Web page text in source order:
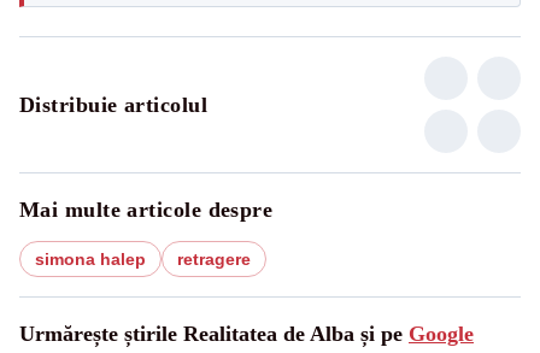
Distribuie articolul
Mai multe articole despre
simona halep retragere
Urmărește știrile Realitatea de Alba și pe Google